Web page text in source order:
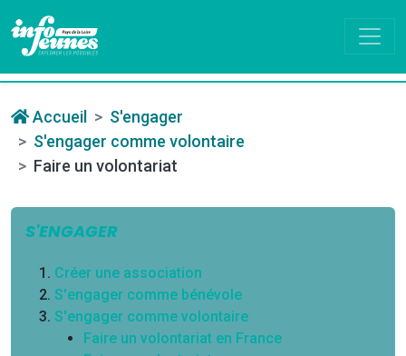
Accueil
S'engager
S'engager comme volontaire
Faire un volontariat
S'ENGAGER
Créer une association
S'engager comme bénévole
S'engager comme volontaire
Faire un volontariat en France